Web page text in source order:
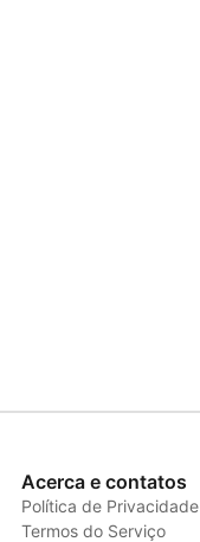
Acerca e contatos
Política de Privacidade
Termos do Serviço